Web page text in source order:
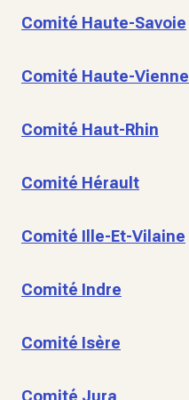
Comité Haute-Savoie
Comité Haute-Vienne
Comité Haut-Rhin
Comité Hérault
Comité Ille-Et-Vilaine
Comité Indre
Comité Isère
Comité Jura